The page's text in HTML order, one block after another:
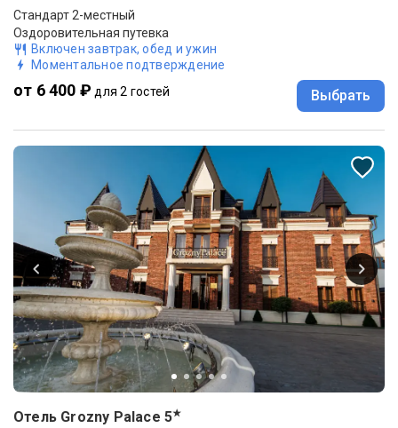
Стандарт 2-местный
Оздоровительная путевка
Включен завтрак, обед и ужин
Моментальное подтверждение
от 6 400 ₽ для 2 гостей Выбрать
Отель Grozny Palace 5★